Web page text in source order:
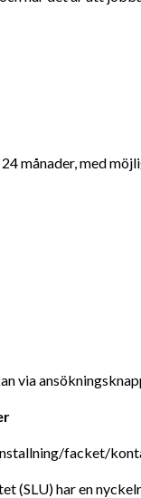
månader, med
via
facket/
(SLU) har en